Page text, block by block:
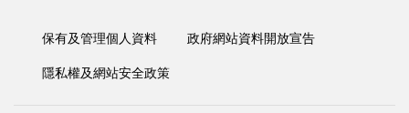
保有及管理個人資料 政府網站資料開放宣告
隱私權及網站安全政策